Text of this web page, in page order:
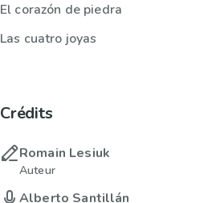
El corazón de piedra
Las cuatro joyas
Crédits
Romain Lesiuk
Auteur
Alberto Santillán